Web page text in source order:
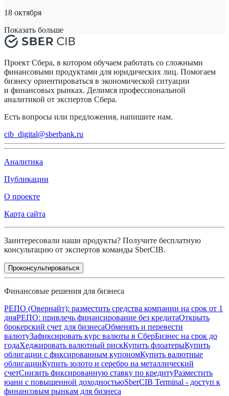
18 октября
Показать больше
Проект Сбера, в котором обучаем работать со сложными
финансовыми продуктами для юридических лиц. Помогаем
бизнесу ориентироваться в экономической ситуации
и финансовых рынках. Делимся профессиональной
аналитикой от экспертов Сбера.
Есть вопросы или предложения, напишите нам.
cib_digital@sberbank.ru
Аналитика
Публикации
О проекте
Карта сайта
Заинтересовали наши продукты? Получите бесплатную
консультацию от экспертов команды SberCIB.
Проконсультироваться
Финансовые решения для бизнеса
РЕПО (Овернайт): разместить средства компании на срок от 1
дняРЕПО: привлечь финансирование без кредитаОткрыть
брокерский счет для бизнесаОбменять и перевести
валютуЗафиксировать курс валюты в СберБизнес на срок до
годаХеджировать валютный рискКупить флоатерыКупить
облигации с фиксированным купономКупить валютные
облигацииКупить золото и серебро на металлический
счетСнизить фиксированную ставку по кредитуРазместить
юани с повышенной доходностьюSberCIB Terminal - доступ к
финансовым рынкам для бизнеса